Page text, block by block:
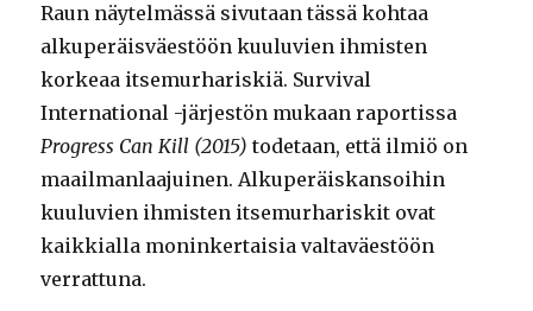
Raun näytelmässä sivutaan tässä kohtaa
alkuperäisväestöön kuuluvien ihmisten
korkeaa itsemurhariskiä. Survival
International -järjestön mukaan raportissa
Progress Can Kill (2015) todetaan, että ilmiö on
maailmanlaajuinen. Alkuperäiskansoihin
kuuluvien ihmisten itsemurhariskit ovat
kaikkialla moninkertaisia valtaväestöön
verrattuna.